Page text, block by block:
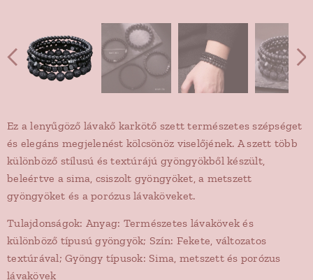
Ez a lenyűgöző lávakő karkötő szett természetes szépséget
és elegáns megjelenést kölcsönöz viselőjének. A szett több
különböző stílusú és textúrájú gyöngyökből készült,
beleértve a sima, csiszolt gyöngyöket, a metszett
gyöngyöket és a porózus lávaköveket.
Tulajdonságok: Anyag: Természetes lávakövek és
különböző típusú gyöngyök; Szín: Fekete, változatos
textúrával; Gyöngy típusok: Sima, metszett és porózus
lávakövek